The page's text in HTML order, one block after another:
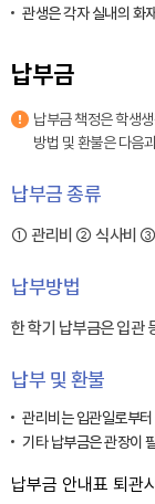
관생은 각자 실내의 화
납부금
납부금 책정은 학생
방법 및 환불은 다음
납부금 종류
① 관리비 ② 식사비 ③
납부방법
한 학기 납부금은 입관
납부 및 환불
관리비는 입관일로부
기타 납부금은 관장이
납부금 안내표 퇴관